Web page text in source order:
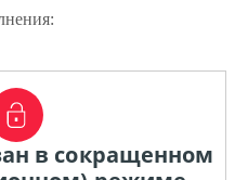
в сокращенном